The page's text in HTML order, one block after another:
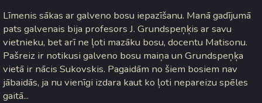
Līmenis sākas ar galveno bosu iepazīšanu. Manā gadījumā
pats galvenais bija profesors J. Grundspeņķis ar savu
vietnieku, bet arī ne ļoti mazāku bosu, docentu Matisonu.
Pašreiz ir notikusi galveno bosu maiņa un Grundspeņķa
vietā ir nācis Sukovskis. Pagaidām no šiem bosiem nav
jābaidās, ja nu vienīgi izdara kaut ko ļoti nepareizu spēles
gaitā...